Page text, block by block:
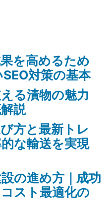
を高めるため
対策の基本
る漬物の魅力
説
方と最新トレ
な輸送を実現
の進め方｜成功
スト最適化の